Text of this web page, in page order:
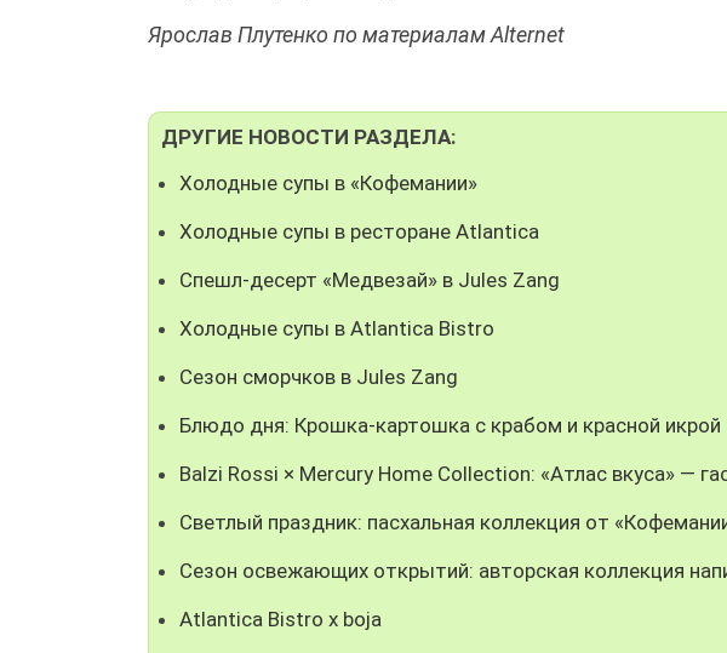
Ярослав Плутенко по материалам Alternet
ДРУГИЕ НОВОСТИ РАЗДЕЛА:
Холодные супы в «Кофемании»
Холодные супы в ресторане Atlantica
Спешл-десерт «Медвезай» в Jules Zang
Холодные супы в Atlantica Bistro
Сезон сморчков в Jules Zang
Блюдо дня: Крошка-картошка с крабом и красной икрой
Balzi Rossi × Mercury Home Collection: «Атлас вкуса» —
Светлый праздник: пасхальная коллекция от
Сезон освежающих открытий: авторская коллекция
Atlantica Bistro x boja